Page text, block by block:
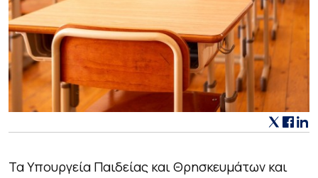
Τα Υπουργεία Παιδείας και Θρησκευμάτων και